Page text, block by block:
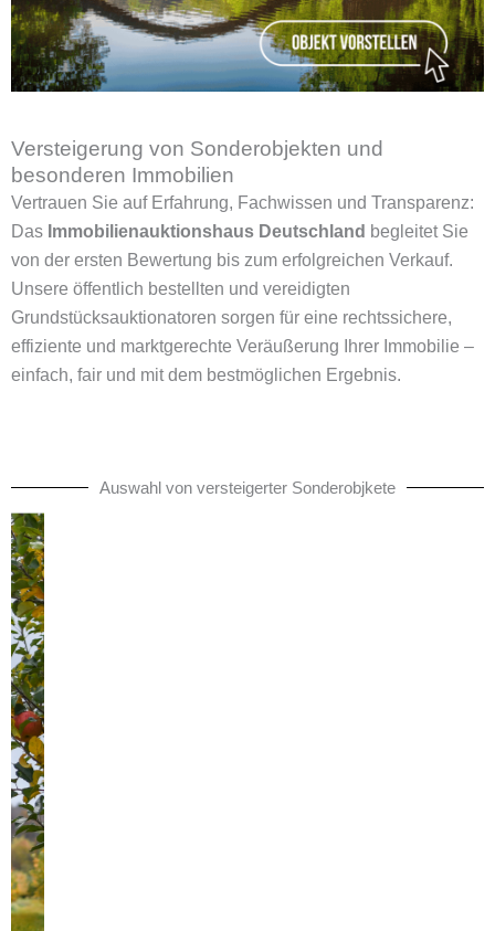
Versteigerung von Sonderobjekten und
besonderen Immobilien
Vertrauen Sie auf Erfahrung, Fachwissen und Transparenz:
Das Immobilienauktionshaus Deutschland begleitet Sie
von der ersten Bewertung bis zum erfolgreichen Verkauf.
Unsere öffentlich bestellten und vereidigten
Grundstücksauktionatoren sorgen für eine rechtssichere,
effiziente und marktgerechte Veräußerung Ihrer Immobilie –
einfach, fair und mit dem bestmöglichen Ergebnis.
Auswahl von versteigerter Sonderobjkete